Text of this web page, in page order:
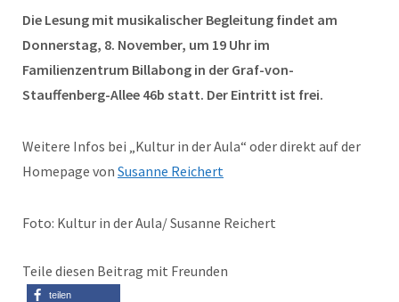
Die Lesung mit musikalischer Begleitung findet am
Donnerstag, 8. November, um 19 Uhr im
Familienzentrum Billabong in der Graf-von-
Stauffenberg-Allee 46b statt. Der Eintritt ist frei.
Weitere Infos bei „Kultur in der Aula“ oder direkt auf der
Homepage von Susanne Reichert
Foto: Kultur in der Aula/ Susanne Reichert
Teile diesen Beitrag mit Freunden
teilen